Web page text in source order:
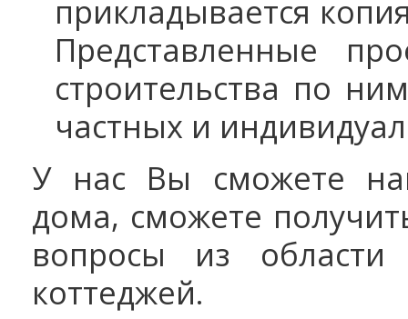
прикладывается
Представленные
строительства по
частных и
У нас Вы сможете
дома, сможете
вопросы из области
коттеджей.